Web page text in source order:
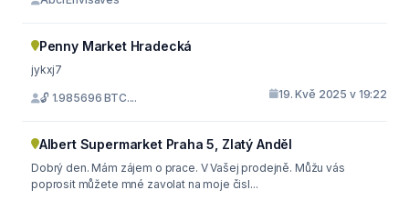
Penny Market Hradecká
jykxj7
🔓 1.985696 BTC.... 19. Kvě 2025 v 19:22
Albert Supermarket Praha 5, Zlatý Anděl
Dobrý den. Mám zájem o prace. V Vašej prodejně. Můžu vás
poprosit můžete mné zavolat na moje čisl...